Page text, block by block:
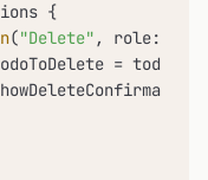
{
("Delete" , role:
= todo